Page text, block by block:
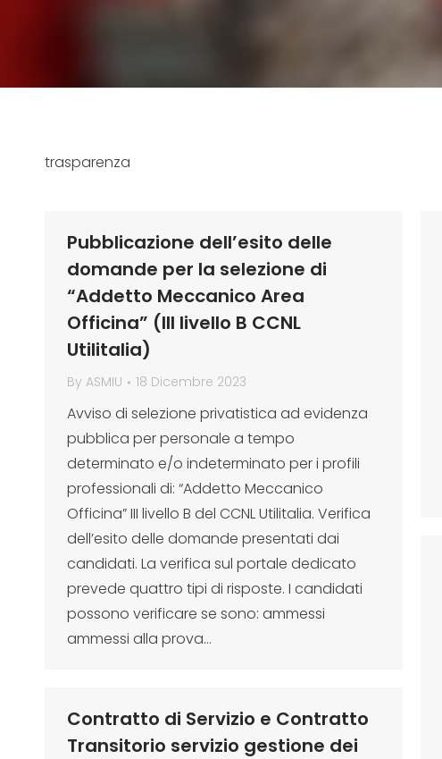
trasparenza
Pubblicazione dell’esito delle
domande per la selezione di
“Addetto Meccanico Area
Officina” (III livello B CCNL
Utilitalia)
By ASMIU 18 Dicembre 2023
Avviso di selezione privatistica ad evidenza
pubblica per personale a tempo
determinato e/o indeterminato per i profili
professionali di: “Addetto Meccanico
Officina” III livello B del CCNL Utilitalia. Verifica
dell’esito delle domande presentati dai
candidati. La verifica sul portale dedicato
prevede quattro tipi di risposte. I candidati
possono verificare se sono: ammessi
ammessi alla prova…
Contratto di Servizio e Contratto
Transitorio servizio gestione dei